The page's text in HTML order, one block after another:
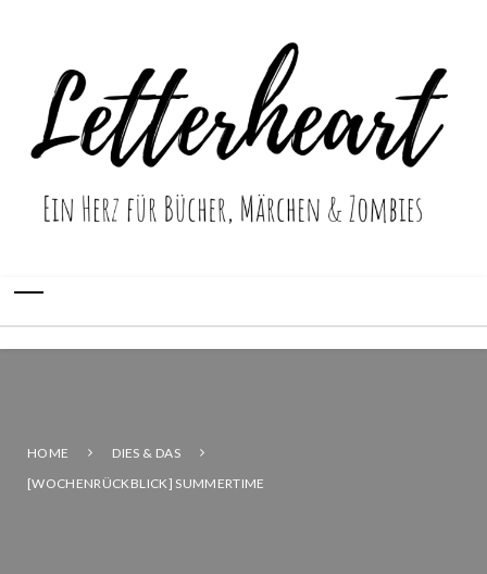
HOME
DIES & DAS
[WOCHENRÜCKBLICK] SUMMERTIME